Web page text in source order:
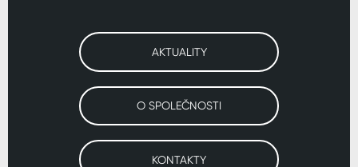
AKTUALITY
O SPOLEČNOSTI
KONTAKTY